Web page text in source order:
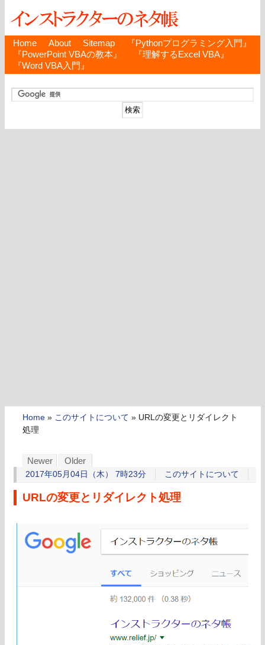
Home About Sitemap
『Pythonプログラミング入門』
『PowerPoint VBAの教本』
『理解するExcel VBA』
『Word VBA入門』
Home » このサイトについて » URLの変更とリダイレクト
処理
Newer Older
2017年05月04日（木） 7時23分 このサイトについて
URLの変更とリダイレクト処理